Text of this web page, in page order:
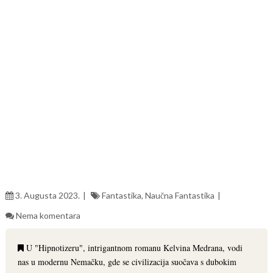
3. Augusta 2023. Fantastika, Naučna Fantastika
Nema komentara
U "Hipnotizeru", intrigantnom romanu Kelvina Medrana, vodi
nas u modernu Nemačku, gde se civilizacija suočava s dubokim